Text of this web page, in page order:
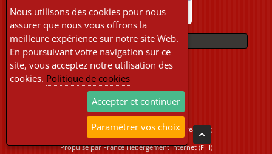
PAIEMENTS
Copyright © 2026 Location Webradio Streaming
Tous droits réservés
Propulsé parFrance Hebergement Internet (FHI)
Nous utilisons des cookies pour nous
assurer que nous vous offrons la
meilleure expérience sur notre site Web.
En poursuivant votre navigation sur ce
site, vous acceptez notre utilisation des
cookies. Politique de cookies
Accepter et continuer
Paramétrer vos choix